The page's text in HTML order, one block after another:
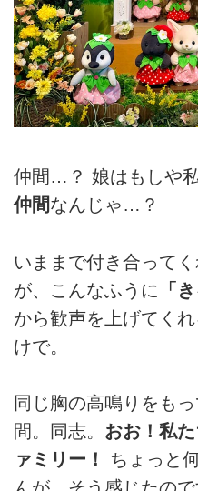
仲間…？ 娘はもしや
仲間なんじゃ…？
いままで付き合って
が、こんなふうに 「
から歓声を上げてく
けで。
同じ胸の高鳴りをも
間。同志。 おお！私
ァミリー！ ちょっと